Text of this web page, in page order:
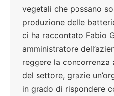
vegetali che possano
produzione delle
ci ha raccontato Fabio
amministratore
reggere la concorrenza
del settore, grazie
in grado di rispondere